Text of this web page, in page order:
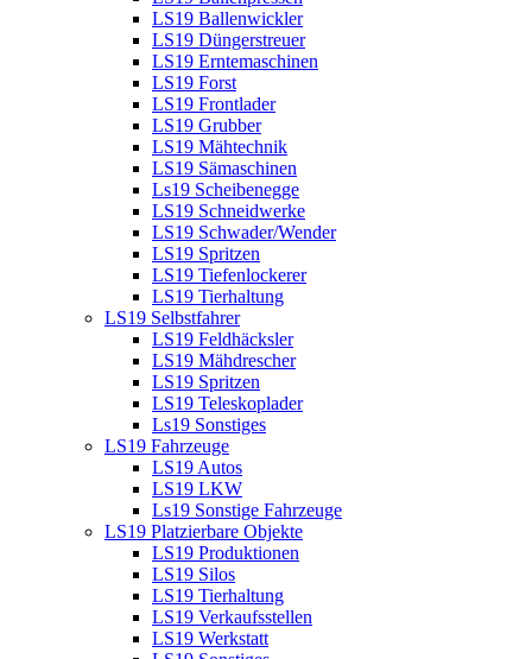
LS19 Ballenwickler
LS19 Düngerstreuer
LS19 Erntemaschinen
LS19 Forst
LS19 Frontlader
LS19 Grubber
LS19 Mähtechnik
LS19 Sämaschinen
Ls19 Scheibenegge
LS19 Schneidwerke
LS19 Schwader/Wender
LS19 Spritzen
LS19 Tiefenlockerer
LS19 Tierhaltung
LS19 Selbstfahrer
LS19 Feldhäcksler
LS19 Mähdrescher
LS19 Spritzen
LS19 Teleskoplader
Ls19 Sonstiges
LS19 Fahrzeuge
LS19 Autos
LS19 LKW
Ls19 Sonstige Fahrzeuge
LS19 Platzierbare Objekte
LS19 Produktionen
LS19 Silos
LS19 Tierhaltung
LS19 Verkaufsstellen
LS19 Werkstatt